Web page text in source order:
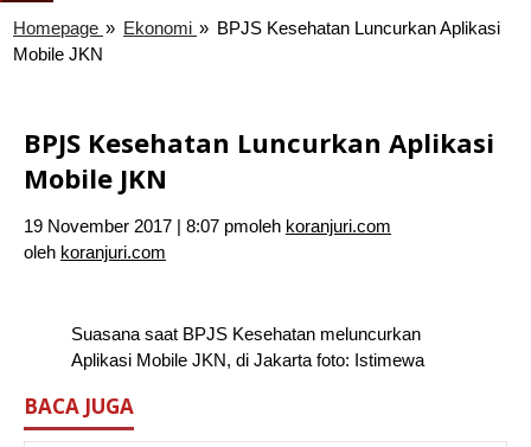
Homepage » Ekonomi » BPJS Kesehatan Luncurkan Aplikasi
Mobile JKN
BPJS Kesehatan Luncurkan Aplikasi
Mobile JKN
19 November 2017 | 8:07 pmoleh koranjuri.com
oleh koranjuri.com
Suasana saat BPJS Kesehatan meluncurkan
Aplikasi Mobile JKN, di Jakarta foto: Istimewa
BACA JUGA